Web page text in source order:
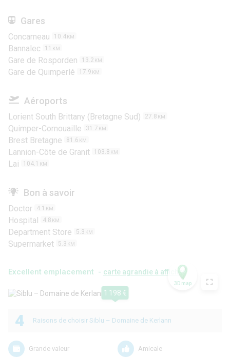
Gares
Concarneau 10.4 KM
Bannalec 11 KM
Gare de Rosporden 13.2 KM
Gare de Quimperlé 17.9 KM
Aéroports
Lorient South Brittany (Bretagne Sud) 27.8 KM
Quimper-Cornouaille 31.7 KM
Brest Bretagne 81.6 KM
Lannion-Côte de Granit 103.8 KM
Lai 104.1 KM
Bon à savoir
Doctor 4.1 KM
Hospital 4.8 KM
Department Store 5.3 KM
Supermarket 5.3 KM
Excellent emplacement - carte agrandie à afficher
1 198 €
3D map
4 Raisons de choisir Siblu – Domaine de Kerlann
Grande valeur Amicale